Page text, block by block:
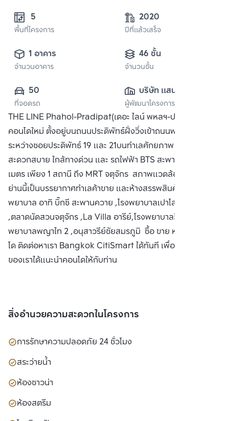
5
พื้นที่โครงการ
2020
ปีที่แล้วเสร็จ
1 อาคาร
จำนวนอาคาร
46 ชั้น
จำนวนชั้น
50
ที่จอดรถ
บริษัท แสนสิริ
จำกัด (มหาชน)
ผู้พัฒนาโครงการ
THE LINE Phahol-Pradipat(เดอะ ไลน์ พหลฯ-ประดิพัทธ์)
คอนโดใหม่ ตั้งอยู่บนถนนประดิพัทธ์ฝั่งวิ่งเข้าถนนพหลโยธิน
ระหว่างซอยประดิพัทธ์ 19 และ 21บนทำเลศักยภาพ เดินทาง
สะดวกสบาย ใกล้ทางด่วน และ รถไฟฟ้า BTS สะพานควาย 550
เมตร เพียง 1 สถานี ถึง MRT จตุจักร สภาพแวดล้อมโดยรอบใน
ย่านนี้เป็นบรรยากาศทำเลค้าขาย และห้างสรรพสินค้า โรง
พยาบาล อาทิ บิ๊กซี สะพานควาย ,โรงพยาบาลเปาโลเมมโมเรียล
,ตลาดนัดสวนจตุจักร ,La Villa อารีย์,โรงพยาบาลวิชัยยุทธ ,โรง
พยาบาลพญาไท 2 ,อนุสาวรีย์ชัยสมรภูมิ ซื้อ ขาย หรือ เช่าคอน
โด ติดต่อหาเรา Bangkok CitiSmart ได้ทันที เพื่อให้ผู้เชี่ยวชาญ
ของเราได้แนะนำคอนโดให้กับท่าน
สิ่งอำนวยความสะดวกในโครงการ
การรักษาความปลอดภัย 24 ชั่วโมง
สระว่ายน้ำ
ห้องซาวน่า
ห้องสตรีม